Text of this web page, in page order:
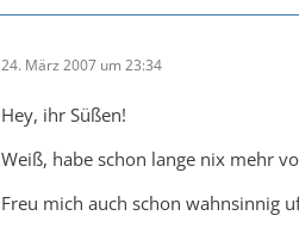
24. März 2007 um 23:34
Hey, ihr Süßen!
Weiß, habe schon lange nix mehr
Freu mich auch schon wahnsinnig